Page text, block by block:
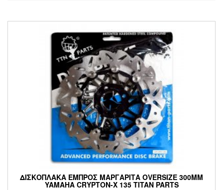
ΔΙΣΚΟΠΛΑΚΑ ΕΜΠΡΟΣ ΜΑΡΓΑΡΙΤΑ OVERSIZE 300MM
YAMAHA CRYPTON-X 135 TITAN PARTS